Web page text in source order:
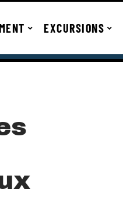
EXCURSIONS